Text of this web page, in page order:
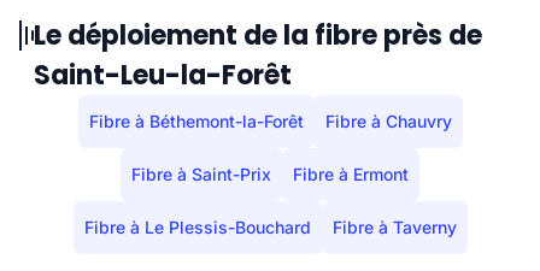
Le déploiement de la fibre près de
Saint-Leu-la-Forêt
Fibre à Béthemont-la-Forêt Fibre à Chauvry
Fibre à Saint-Prix Fibre à Ermont
Fibre à Le Plessis-Bouchard Fibre à Taverny